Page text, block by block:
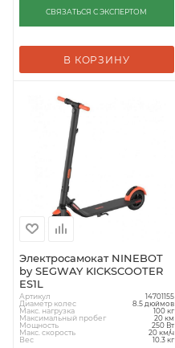
СВЯЗАТЬСЯ С ЭКСПЕРТОМ
В КОРЗИНУ
Электросамокат NINEBOT
by SEGWAY KICKSCOOTER
ES1L
Артикул 14701155
Диаметр колес 8.5 дюймов
Макс. нагрузка 100 кг
Максимальный пробег 20 км
Мощность 250 Вт
Макс. скорость 20 км/ч
Вес 10.3 кг